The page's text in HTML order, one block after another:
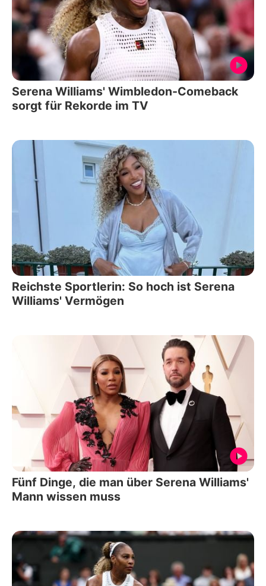
Serena Williams' Wimbledon-Comeback
sorgt für Rekorde im TV
Reichste Sportlerin: So hoch ist Serena
Williams' Vermögen
Fünf Dinge, die man über Serena Williams'
Mann wissen muss